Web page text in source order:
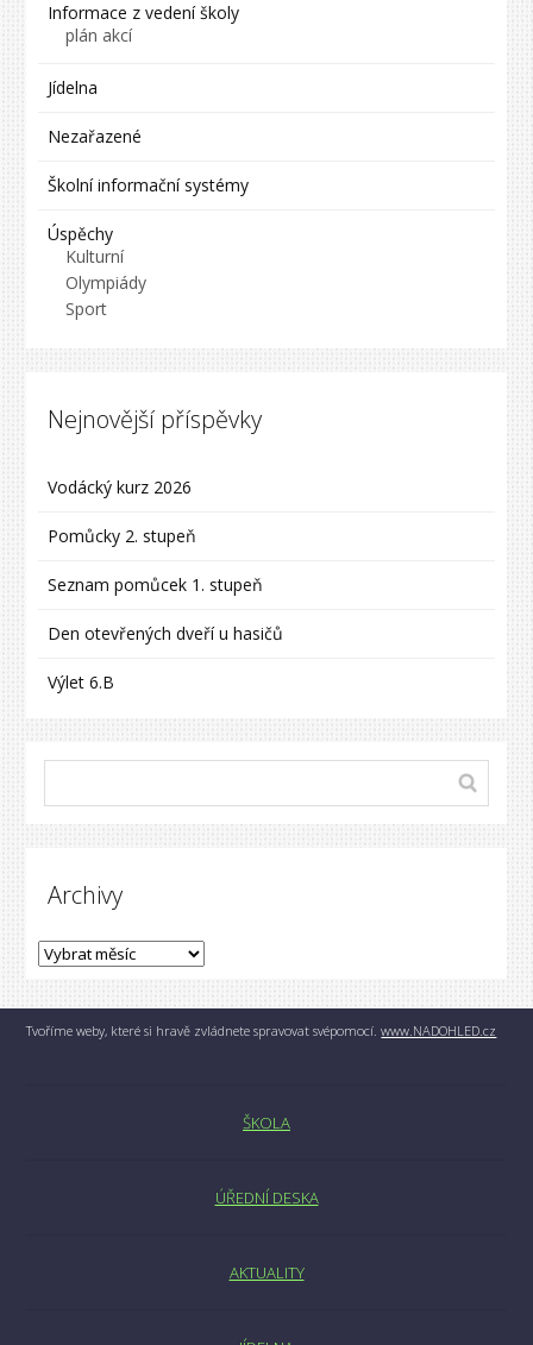
Informace z vedení školy
plán akcí
Jídelna
Nezařazené
Školní informační systémy
Úspěchy
Kulturní
Olympiády
Sport
Nejnovější příspěvky
Vodácký kurz 2026
Pomůcky 2. stupeň
Seznam pomůcek 1. stupeň
Den otevřených dveří u hasičů
Výlet 6.B
Archivy
Tvoříme weby, které si hravě zvládnete spravovat svépomocí.www.NADOHLED.cz
ŠKOLA
ÚŘEDNÍ DESKA
AKTUALITY